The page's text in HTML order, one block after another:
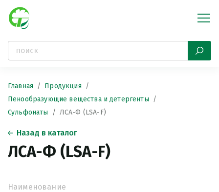
Главная
Продукция
Пенообразующие вещества и детергенты
Сульфонаты
ЛСА-Ф (LSA-F)
Назад в каталог
ЛСА-Ф (LSA-F)
Наименование